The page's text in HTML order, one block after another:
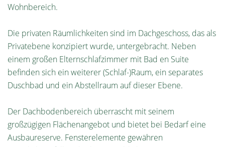
Wohnbereich.
Die privaten Räumlichkeiten sind im Dachgeschoss, das als
Privatebene konzipiert wurde, untergebracht. Neben
einem großen Elternschlafzimmer mit Bad en Suite
befinden sich ein weiterer (Schlaf-)Raum, ein separates
Duschbad und ein Abstellraum auf dieser Ebene.
Der Dachbodenbereich überrascht mit seinem
großzügigen Flächenangebot und bietet bei Bedarf eine
Ausbaureserve. Fensterelemente gewähren